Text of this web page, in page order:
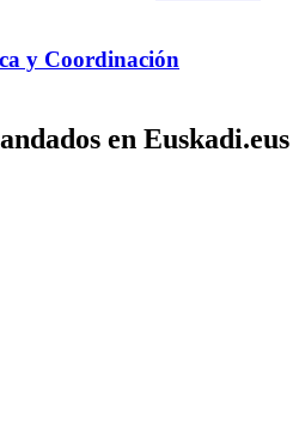
y Coordinación
en Euskadi.eus